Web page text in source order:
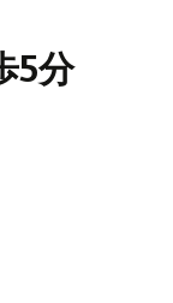
5分